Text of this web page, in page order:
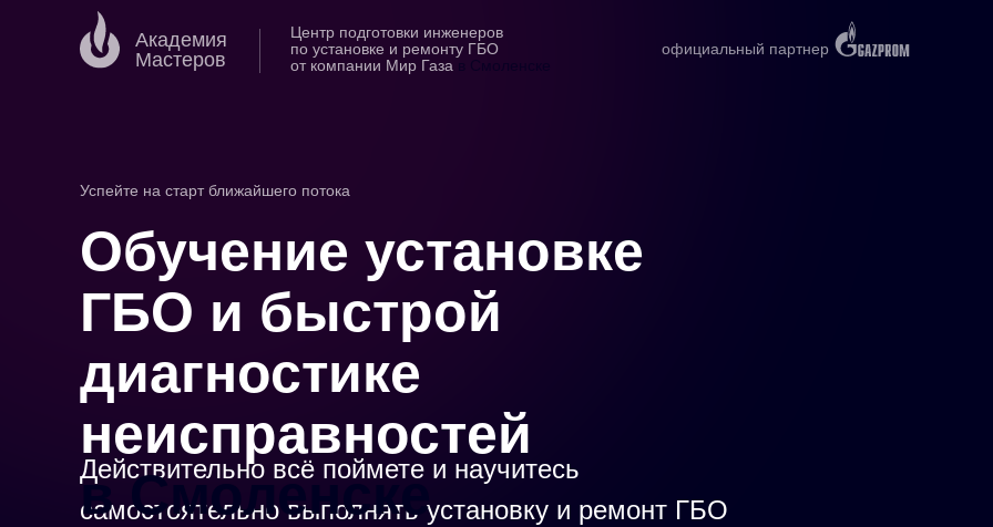
Действительно всё поймете и научитесь
самостоятельно выполнять установку и ремонт ГБО
Обучение установке
ГБО и быстрой
диагностике
неисправностей
в Смоленске
Академия
Мастеров
Центр подготовки инженеров
по установке и ремонту ГБО
от компании Мир Газа
официальный партнер
Успейте на старт ближайшего потока